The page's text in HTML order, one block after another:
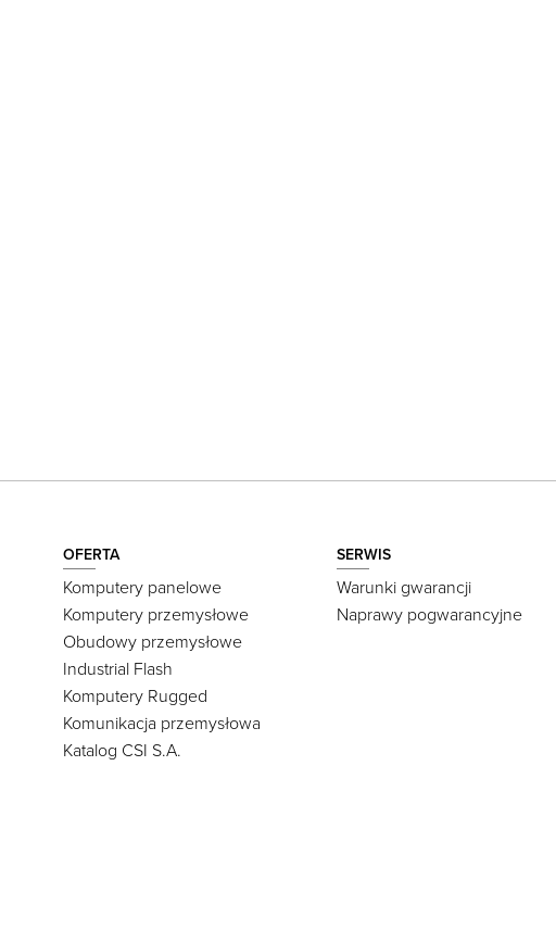
OFERTA
Komputery panelowe
Komputery przemysłowe
Obudowy przemysłowe
Industrial Flash
Komputery Rugged
Komunikacja przemysłowa
Katalog CSI S.A.
SERWIS
Warunki gwarancji
Naprawy pogwarancyjne